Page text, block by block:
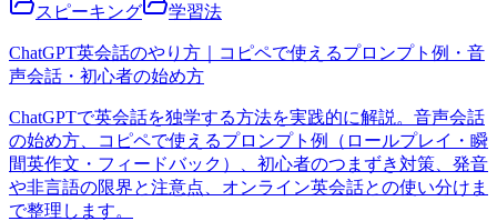
スピーキング 学習法
ChatGPT英会話のやり方｜コピペで使えるプロンプト例・音
声会話・初心者の始め方
ChatGPTで英会話を独学する方法を実践的に解説。音声会話
の始め方、コピペで使えるプロンプト例（ロールプレイ・瞬
間英作文・フィードバック）、初心者のつまずき対策、発音
や非言語の限界と注意点、オンライン英会話との使い分けま
で整理します。